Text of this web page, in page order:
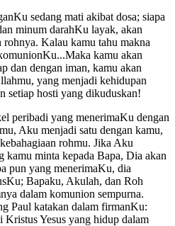
sedang mati akibat dosa; siapa
minum darahKu layak, akan
Kalau kamu tahu makna
kamu akan
dan dengan iman, kamu akan
yang menjadi kehidupan
setiap hosti yang dikuduskan!
peribadi yang menerimaKu dengan
Aku menjadi satu dengan kamu,
rohmu. Jika Aku
kamu minta kepada Bapa, Dia akan
pun yang menerimaKu, dia
Bapaku, Akulah, dan Roh
dalam komunion sempurna.
Paul katakan dalam firmanKu:
Yesus yang hidup dalam